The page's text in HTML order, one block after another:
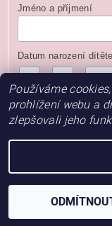
Jméno a příjmení
Datum narození dítěte
2026 ©
Používáme
prohlížení webu a
zlepšovali jeho